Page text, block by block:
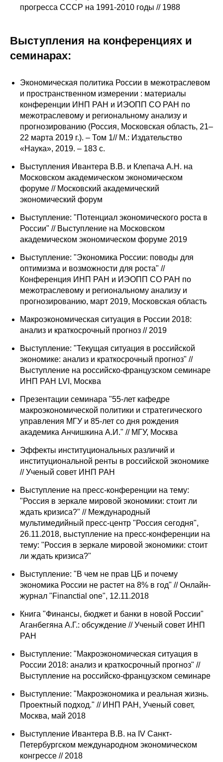
прогресса СССР на 1991-2010 годы // 1988
Выступления на конференциях и
семинарах:
Экономическая политика России в межотраслевом
и пространственном измерении : материалы
конференции ИНП РАН и ИЭОПП СО РАН по
межотраслевому и региональному анализу и
прогнозированию (Россия, Московская область, 21–
22 марта 2019 г.). – Том 1// М.: Издательство
«Наука», 2019. – 183 с.
Выступления Ивантера В.В. и Клепача А.Н. на
Московском академическом экономическом
форуме // Московский академический
экономический форум
Выступление: "Потенциал экономического роста в
России" // Выступление на Московском
академическом экономическом форуме 2019
Выступление: "Экономика России: поводы для
оптимизма и возможности для роста" //
Конференция ИНП РАН и ИЭОПП СО РАН по
межотраслевому и региональному анализу и
прогнозированию, март 2019, Московская область
Макроэкономическая ситуация в России 2018:
анализ и краткосрочный прогноз // 2019
Выступление: "Текущая ситуация в российской
экономике: анализ и краткосрочный прогноз" //
Выступление на российско-французском семинаре
ИНП РАН LVI, Москва
Презентации семинара "55-лет кафедре
макроэкономической политики и стратегического
управления МГУ и 85-лет со дня рождения
академика Анчишкина А.И." // МГУ, Москва
Эффекты институциональных различий и
институциональной ренты в российской экономике
// Ученый совет ИНП РАН
Выступление на пресс-конференции на тему:
"Россия в зеркале мировой экономики: стоит ли
ждать кризиса?" // Международный
мультимедийный пресс-центр "Россия сегодня",
26.11.2018, выступление на пресс-конференции на
тему: "Россия в зеркале мировой экономики: стоит
ли ждать кризиса?"
Выступление: "В чем не прав ЦБ и почему
экономика России не растет на 8% в год" // Онлайн-
журнал "Financtial one", 12.11.2018
Книга "Финансы, бюджет и банки в новой России"
Аганбегяна А.Г.: обсуждение // Ученый совет ИНП
РАН
Выступление: "Макроэкономическая ситуация в
России 2018: анализ и краткосрочный прогноз" //
Выступление на российско-французском семинаре
Выступление: "Макроэкономика и реальная жизнь.
Проектный подход." // ИНП РАН, Ученый совет,
Москва, май 2018
Выступление Ивантера В.В. на IV Санкт-
Петербургском международном экономическом
конгрессе // 2018